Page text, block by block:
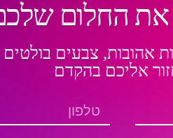
את החלום
אהובות, צבעים בולטים
אליכם בהקדם